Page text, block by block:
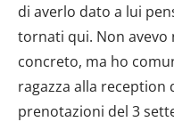
di averlo dato a lui
tornati qui. Non avevo
concreto, ma ho
ragazza alla
prenotazioni del 3